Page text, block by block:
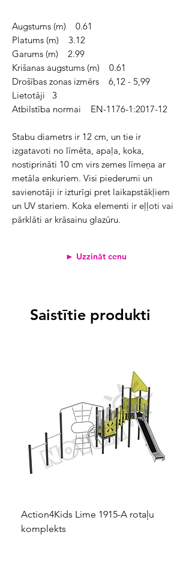
Augstums (m) 0.61
Platums (m) 3.12
Garums (m) 2.99
Krišanas augstums (m) 0.61
Drošības zonas izmērs 6,12 - 5,99
Lietotāji 3
Atbilstība normai EN-1176-1:2017-12
Stabu diametrs ir 12 cm, un tie ir
izgatavoti no līmēta, apaļa, koka,
nostiprināti 10 cm virs zemes līmeņa ar
metāla enkuriem. Visi piederumi un
savienotāji ir izturīgi pret laikapstākļiem
un UV stariem. Koka elementi ir eļļoti vai
pārklāti ar krāsainu glazūru.
► Uzzināt cenu
Saistītie produkti
Action4Kids Lime 1915-A rotaļu
komplekts